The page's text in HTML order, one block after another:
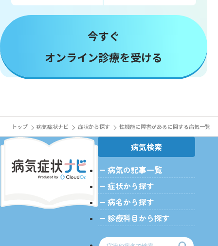
今すぐ
オンライン診療を受ける
トップ 病気症状ナビ 症状から探す 性機能に障害があるに関する病気一覧
病気検索
病気の記事一覧
症状から探す
病名から探す
診療科目から探す